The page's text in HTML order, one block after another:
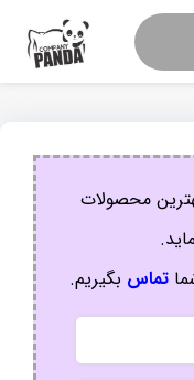
محصولات
تماس بگیریم.